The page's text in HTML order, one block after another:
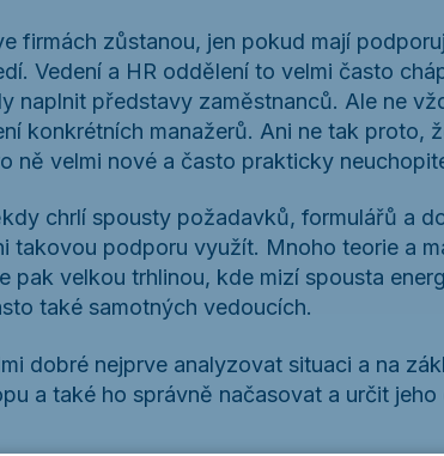
firmách zůstanou, jen pokud mají
Vedení a HR oddělení to velmi často
naplnit představy zaměstnanců. Ale ne
konkrétních manažerů. Ani ne tak proto,
ně velmi nové a často prakticky
chrlí spousty požadavků, formulářů a
takovou podporu využít. Mnoho teorie a
pak velkou trhlinou, kde mizí spousta
také samotných vedoucích.
dobré nejprve analyzovat situaci a na
a také ho správně načasovat a určit jeho